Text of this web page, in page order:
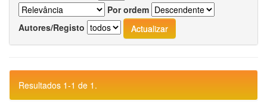
Por ordem
Autores/Registo
Resultados 1-1 de 1.